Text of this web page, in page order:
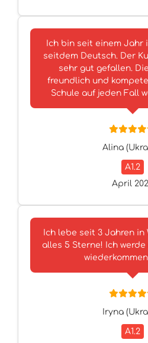
Ich bin seit einem Jahr
seitdem Deutsch. Der
sehr gut gefallen.
freundlich und
Schule auf jeden Fall
Alina
A1.2
April
Ich lebe seit 3 Jahren in
alles 5 Sterne! Ich
Iryna
A1.2